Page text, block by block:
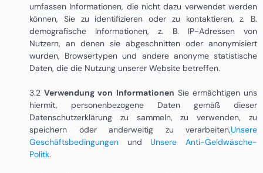
umfassen Informationen, die nicht dazu verwendet werden
können, Sie zu identifizieren oder zu kontaktieren, z. B.
demografische Informationen, z. B. IP-Adressen von
Nutzern, an denen sie abgeschnitten oder anonymisiert
wurden, Browsertypen und andere anonyme statistische
Daten, die die Nutzung unserer Website betreffen.
3.2Verwendung von Informationen Sie ermächtigen uns
hiermit, personenbezogene Daten gemäß dieser
Datenschutzerklärung zu sammeln, zu verwenden, zu
speichern oder anderweitig zu verarbeiten,Unsere
Geschäftsbedingungen und Unsere Anti-Geldwäsche-
Politk.